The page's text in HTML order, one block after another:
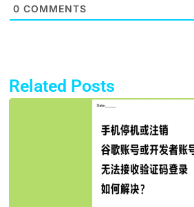
0 COMMENTS
Related Posts
Page